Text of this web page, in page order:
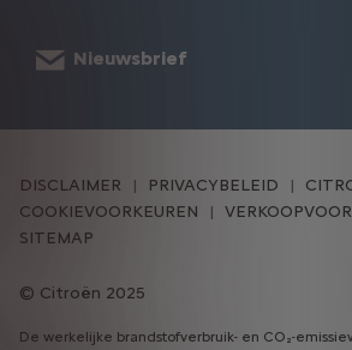
Nieuwsbrief
Citroën 2025
DISCLAIMER PRIVACYBELEID
COOKIEVOORKEUREN
SITEMAP
De werkelijke brandstofverbruik- en CO₂-